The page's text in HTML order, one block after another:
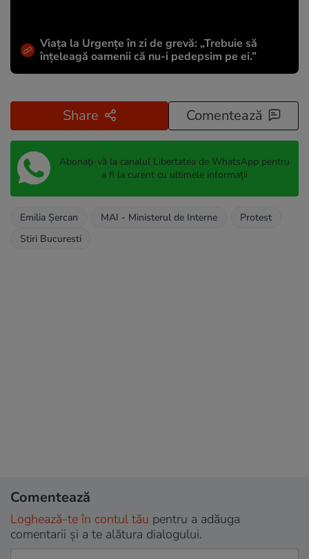
Viața la Urgențe în zi de grevă: „Trebuie să
înțeleagă oamenii că nu-i pedepsim pe ei.”
Share Comentează
Abonați-vă la canalul Libertatea de WhatsApp pentru
a fi la curent cu ultimele informații
Emilia Şercan MAI - Ministerul de Interne
Protest
Stiri Bucuresti
Comentează
Loghează-te în contul tău pentru a adăuga
comentarii și a te alătura dialogului.